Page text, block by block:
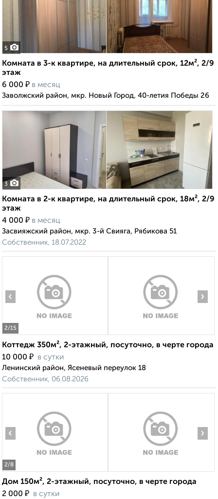
5
Комната в 3-к квартире, на длительный срок, 12м², 2/9
этаж
6 000 ₽ в месяц
Заволжский район, мкр. Новый Город, 40-летия Победы 26
3
Комната в 2-к квартире, на длительный срок, 18м², 2/9
этаж
4 000 ₽ в месяц
Засвияжский район, мкр. 3-й Свияга, Рябикова 51
Собственник, 18.07.2022
2/15
‹ ›
Коттедж 350м², 2-этажный, посуточно, в черте города
10 000 ₽ в сутки
Ленинский район, Ясеневый переулок 18
Собственник, 06.08.2026
2/8
‹ ›
Дом 150м², 2-этажный, посуточно, в черте города
2 000 ₽ в сутки